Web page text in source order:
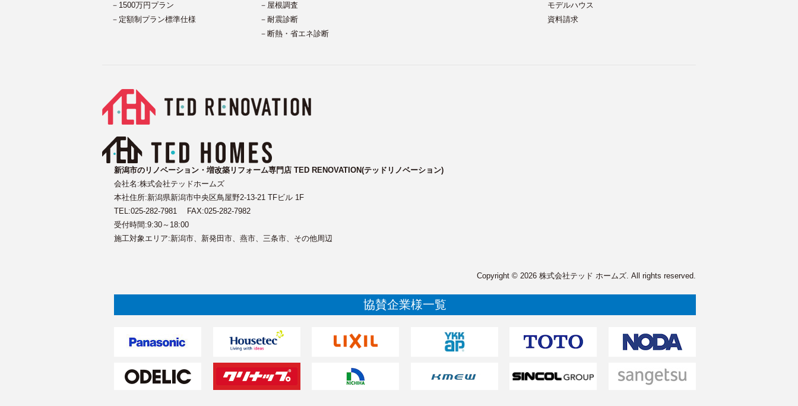
－1500万円プラン
－定額制プラン標準仕様
－屋根調査
－耐震診断
－断熱・省エネ診断
モデルハウス
資料請求
新潟市のリノベーション・増改築リフォーム専門店 TED RENOVATION(テッドリノベーション)
会社名:株式会社テッドホームズ
本社住所:新潟県新潟市中央区鳥屋野2-13-21 TFビル 1F
TEL:025-282-7981 FAX:025-282-7982
受付時間:9:30～18:00
施工対象エリア:新潟市、新発田市、燕市、三条市、その他周辺
Copyright © 2026 株式会社テッド ホームズ. All rights reserved.
協賛企業様一覧